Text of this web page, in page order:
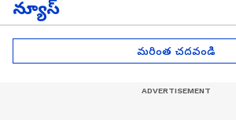
న్యూస్
మరింత చదవండి